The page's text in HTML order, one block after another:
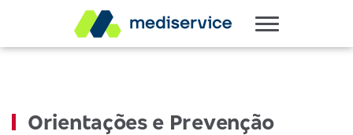
Orientações e Prevenção